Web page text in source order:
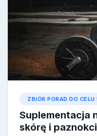
ZBIÓR PORAD DO CELU
Suplementacja
skórę i